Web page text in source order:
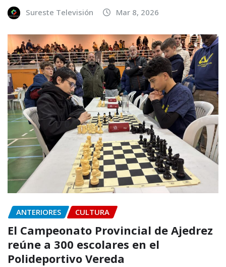
Sureste Televisión Mar 8, 2026
ANTERIORES CULTURA
El Campeonato Provincial de Ajedrez
reúne a 300 escolares en el
Polideportivo Vereda